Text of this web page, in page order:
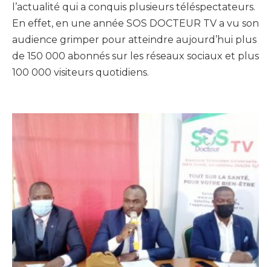
l’actualité qui a conquis plusieurs téléspectateurs.
En effet, en une année SOS DOCTEUR TV a vu son
audience grimper pour atteindre aujourd’hui plus
de 150 000 abonnés sur les réseaux sociaux et plus
100 000 visiteurs quotidiens.